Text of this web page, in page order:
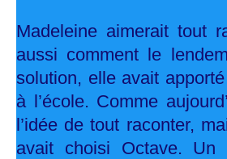
Madeleine aimerait tout
aussi comment le
solution, elle avait
à l’école. Comme
l’idée de tout raconter,
avait choisi Octave. Un